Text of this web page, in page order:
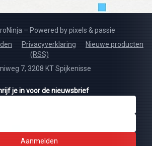
– Powered by pixels & passie
Privacyverklaring
Nieuwe producten
(RSS)
7, 3208 KT Spijkenisse
je in voor de nieuwsbrief
Aanmelden